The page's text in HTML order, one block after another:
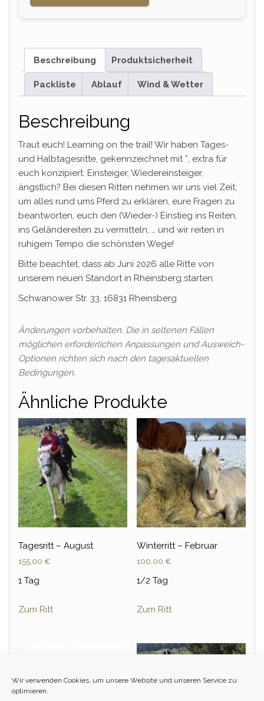
Wir verwenden Cookies, um unsere Website und unseren Service zu
optimieren.
Beschreibung Produktsicherheit
Packliste Ablauf Wind & Wetter
Beschreibung
Traut euch! Learning on the trail! Wir haben Tages-
und Halbtagesritte, gekennzeichnet mit *, extra für
euch konzipiert. Einsteiger, Wiedereinsteiger,
ängstlich? Bei diesen Ritten nehmen wir uns viel Zeit,
um alles rund ums Pferd zu erklären, eure Fragen zu
beantworten, euch den (Wieder-) Einstieg ins Reiten,
ins Geländereiten zu vermitteln, … und wir reiten in
ruhigem Tempo die schönsten Wege!
Bitte beachtet, dass ab Juni 2026 alle Ritte von
unserem neuen Standort in Rheinsberg starten.
Schwanower Str. 33, 16831 Rheinsberg
Änderungen vorbehalten. Die in seltenen Fällen
möglichen erforderlichen Anpassungen und Ausweich-
Optionen richten sich nach den tagesaktuellen
Bedingungen.
Ähnliche Produkte
Tagesritt – August
155,00 €
1 Tag
Zum Ritt
Winterritt – Februar
100,00 €
1/2 Tag
Zum Ritt